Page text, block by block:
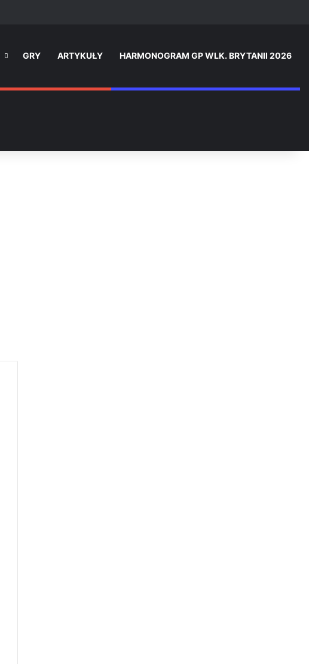
GRY ARTYKUŁY HARMONOGRAM GP WLK. BRYTANII 2026